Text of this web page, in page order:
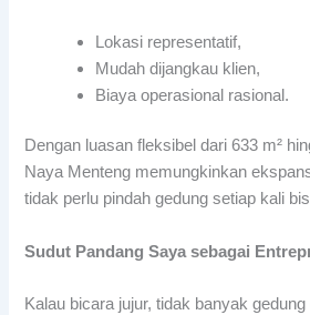
Lokasi representatif,
Mudah dijangkau klien,
Biaya operasional rasional.
Dengan luasan fleksibel dari 633 m²
Naya Menteng memungkinkan
tidak perlu pindah gedung setiap kali
Sudut Pandang Saya sebagai
Kalau bicara jujur, tidak banyak